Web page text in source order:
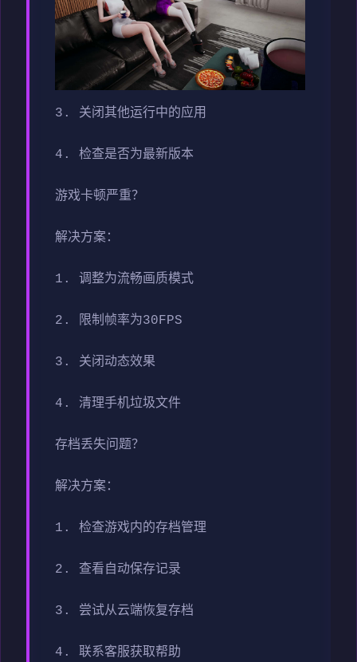
3. 关闭其他运行中的应用
4. 检查是否为最新版本
游戏卡顿严重？
解决方案：
1. 调整为流畅画质模式
2. 限制帧率为30FPS
3. 关闭动态效果
4. 清理手机垃圾文件
存档丢失问题？
解决方案：
1. 检查游戏内的存档管理
2. 查看自动保存记录
3. 尝试从云端恢复存档
4. 联系客服获取帮助